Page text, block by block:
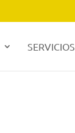
SERVICIOS